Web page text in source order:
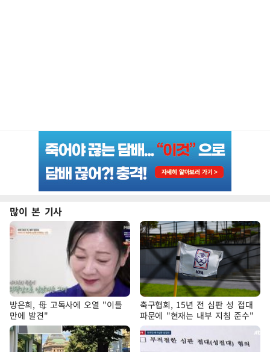
많이 본 기사
방은희, 母 고독사에 오열 "이틀
만에 발견"
축구협회, 15년 전 심판 성 접대
파문에 "현재는 내부 지침 준수"